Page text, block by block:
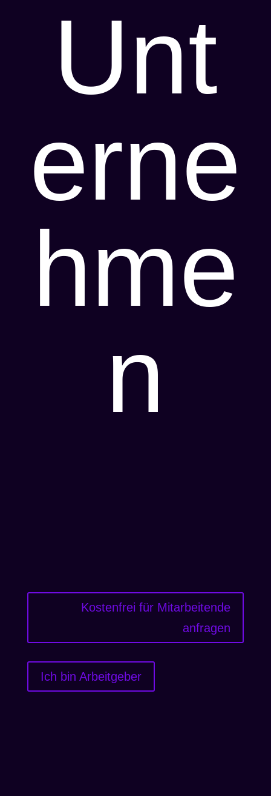
Unt
erne
hme
n
Kostenfrei für Mitarbeitende
anfragen
Ich bin Arbeitgeber